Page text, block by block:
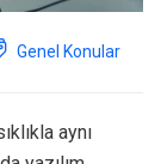
Genel Konular
aynı